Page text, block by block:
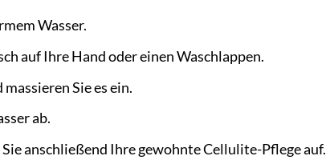
Wasser.
auf Ihre Hand oder einen Waschlappen.
Sie es ein.
ab.
anschließend Ihre gewohnte Cellulite-Pflege auf.